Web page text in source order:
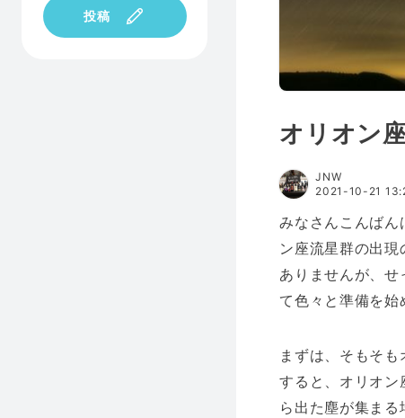
投稿
オリオン
JNW
2021-10-21
みなさんこんばん
ン座流星群の出
ありませんが、
て色々と準備を始
まずは、そもそも
すると、オリオ
ら出た塵が集ま